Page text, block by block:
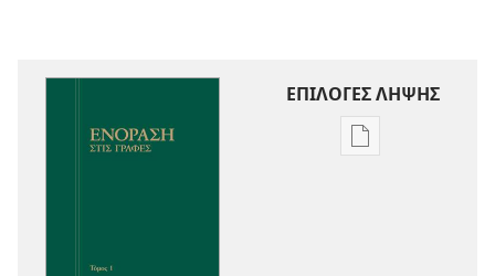
ΕΠΙΛΟΓΕΣ ΛΗΨΗΣ
Επιλογές